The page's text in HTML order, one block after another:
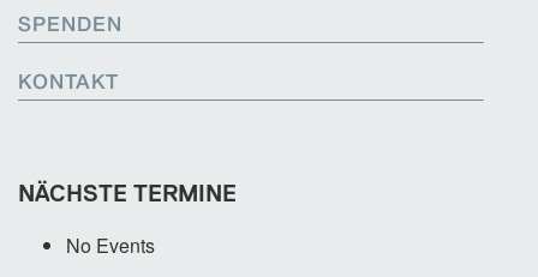
SPENDEN
KONTAKT
NÄCHSTE TERMINE
No Events